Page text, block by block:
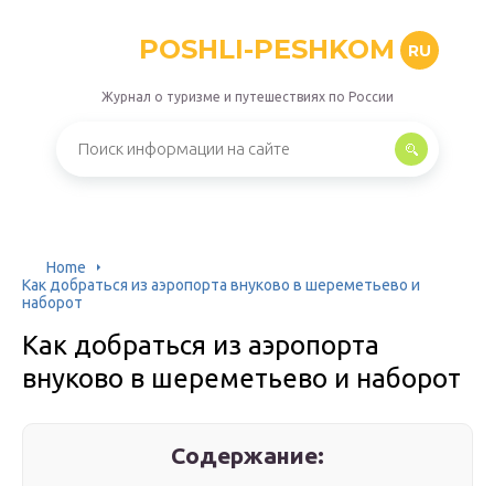
POSHLI-PESHKOM RU
Журнал о туризме и путешествиях по России
Home
Как добраться из аэропорта внуково в шереметьево и
наборот
Как добраться из аэропорта
внуково в шереметьево и наборот
Содержание: